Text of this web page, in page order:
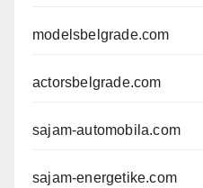
modelsbelgrade.com
actorsbelgrade.com
sajam-automobila.com
sajam-energetike.com